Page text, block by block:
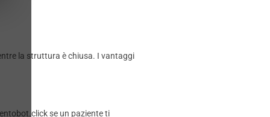
la struttura è chiusa. I vantaggi
se un paziente ti